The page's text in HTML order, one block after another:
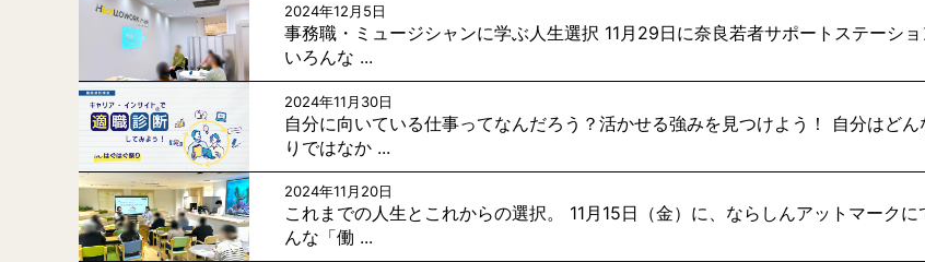
2024年12月5日
事務職・ミュージシャンに学ぶ人生選択 11月29日に奈良若者サポートステーシ
いろんな ...
2024年11月30日
自分に向いている仕事ってなんだろう？活かせる強みを見つけよう！ 自分はど
りではなか ...
2024年11月20日
これまでの人生とこれからの選択。 11月15日（金）に、ならしんアットマーク
んな「働 ...